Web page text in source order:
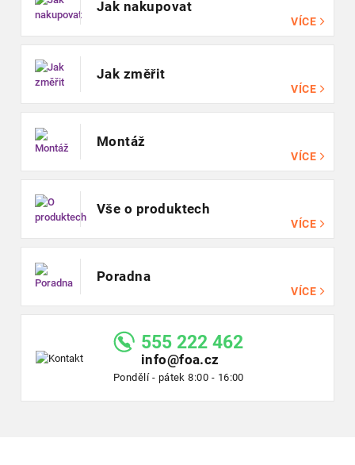
Jak nakupovat
VÍCE
Jak změřit
VÍCE
Montáž
VÍCE
Vše o produktech
VÍCE
Poradna
VÍCE
555 222 462
info@foa.cz
Pondělí - pátek 8:00 - 16:00